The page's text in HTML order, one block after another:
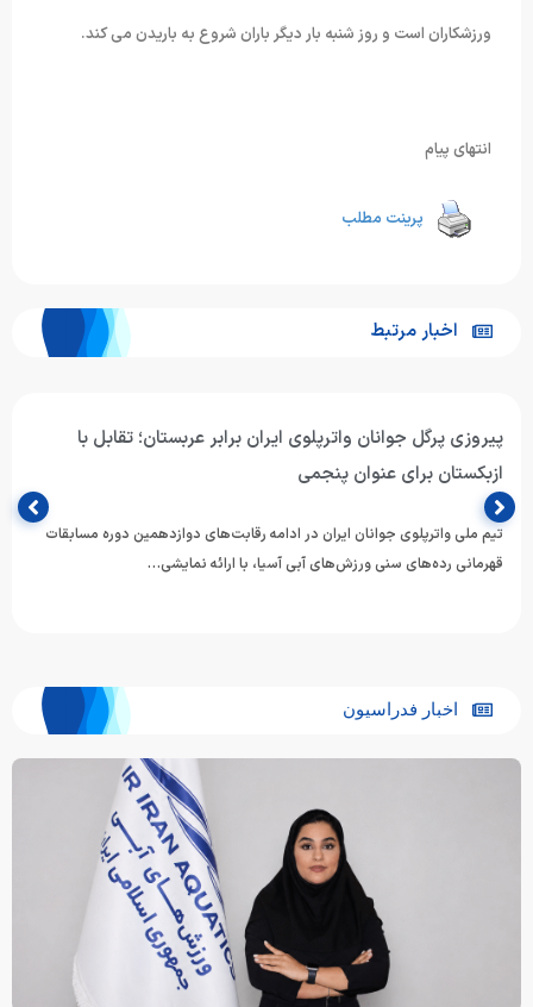
ورزشکاران است و روز شنبه بار دیگر باران شروع به باریدن می کند.
انتهای پیام
پرینت مطلب
اخبار مرتبط
پیروزی پرگل جوانان واترپلوی ایران برابر عربستان؛ تقابل با
ازبکستان برای عنوان پنجمی
تیم ملی واترپلوی جوانان ایران در ادامه رقابت‌های دوازدهمین دوره مسابقات
قهرمانی رده‌های سنی ورزش‌های آبی آسیا، با ارائه نمایشی…
اخبار فدراسیون